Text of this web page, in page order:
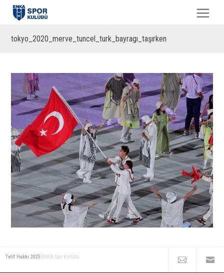
tokyo_2020_merve_tuncel_turk_bayragı_taşırken
Telif Hakkı 2025 ENKA Spor Kulübü